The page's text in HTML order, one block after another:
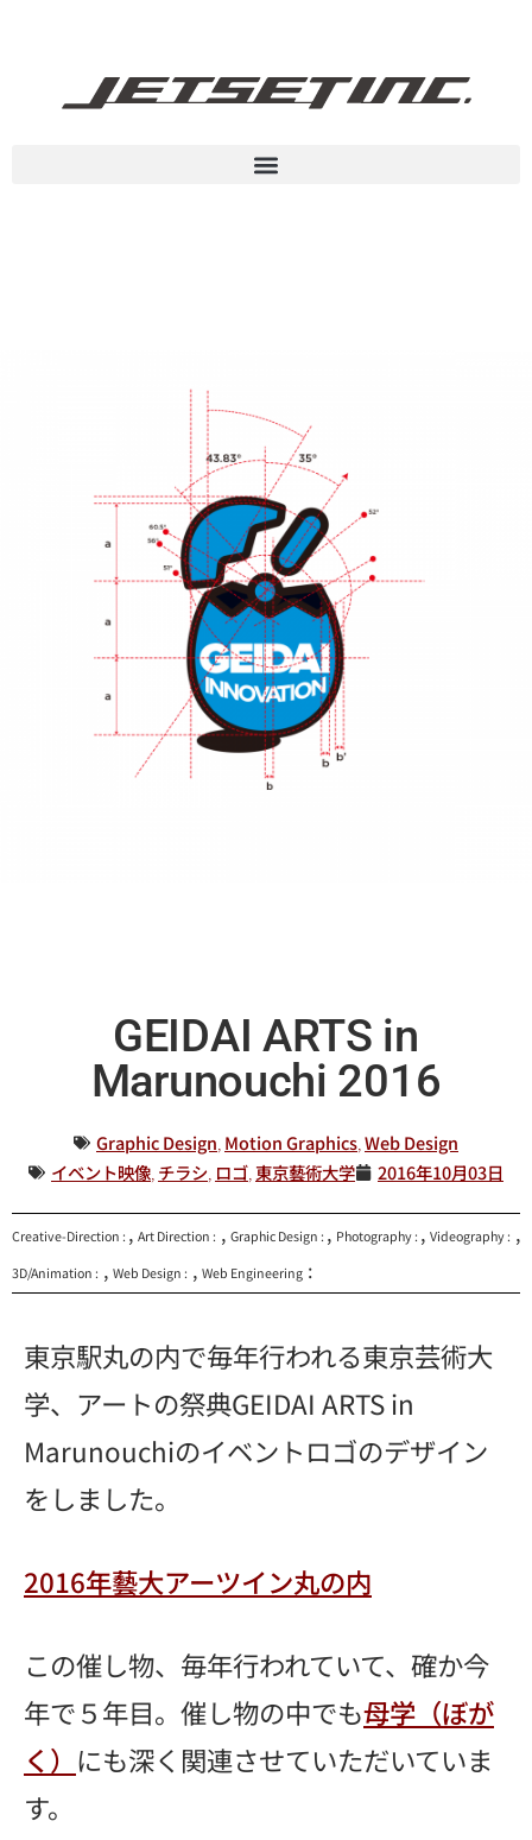
GEIDAI ARTS in
Marunouchi 2016
Graphic Design Motion Graphics Web Design
イベント映像 チラシ ロゴ 東京藝術大学 2016年10月03日
Creative-Direction : , Art Direction : , Graphic Design : , Photography : , Videography : ,
3D/Animation : , Web Design : , Web Engineering :
東京駅丸の内で毎年行われる東京芸術大
学、アートの祭典GEIDAI ARTS in
Marunouchiのイベントロゴのデザイン
をしました。
2016年藝大アーツイン丸の内
この催し物、毎年行われていて、確か今
年で５年目。催し物の中でも母学（ぼが
く） にも深く関連させていただいていま
す。